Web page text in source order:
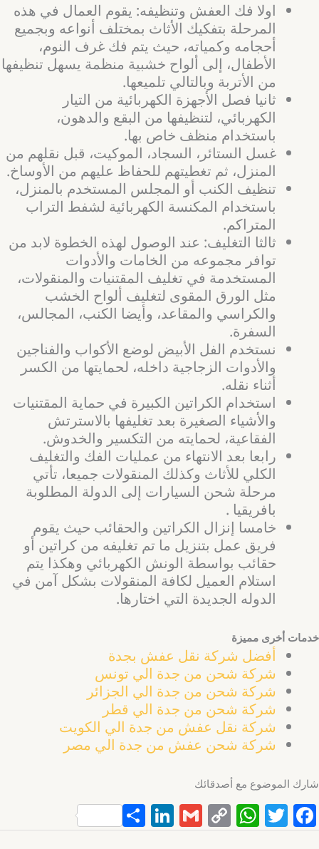
اولا فك العفش وتنظيفه: يقوم العمال في هذه
المرحلة بتفكيك الأثاث بمختلف أنواعه وبجميع
أحجامه وكمياته، حيث يتم فك غرف النوم،
الأطفال، إلى ألواح خشبية منظمة يسهل تنظيفها
من الأتربة وبالتالي تلميعها.
ثانيا فصل الأجهزة الكهربائية من التيار
الكهربائي، لتنظيفها من البقع والدهون،
باستخدام منظف خاص بها.
غسل الستائر، السجاد، الموكيت، قبل نقلهم من
المنزل، ثم تغطيتهم للحفاظ عليهم من الأوساخ.
تنظيف الكنب أو المجلس المستخدم بالمنزل،
باستخدام المكنسة الكهربائية لشفط التراب
المتراكم.
ثالثا التغليف: عند الوصول لهذه الخطوة لابد من
توافر مجموعه من الخامات والأدوات
المستخدمة في تغليف المقتنيات والمنقولات،
مثل الورق المقوى لتغليف ألواح الخشب
والكراسي والمقاعد، وأيضا الكنب، المجالس،
السفرة.
نستخدم الفل الأبيض لوضع الأكواب والفناجين
والأدوات الزجاجية داخله، لحمايتها من الكسر
أثناء نقله.
استخدام الكراتين الكبيرة في حماية المقتنيات
والأشياء الصغيرة بعد تغليفها بالاسترتش
الفقاعية، لحمايته من التكسير والخدوش.
رابعا بعد الانتهاء من عمليات الفك والتغليف
الكلي للأثاث وكذلك المنقولات جميعا، تأتي
مرحلة شحن السيارات إلى الدولة المطلوبة
بافريقيا .
خامسا إنزال الكراتين والحقائب حيث يقوم
فريق عمل بتنزيل ما تم تغليفه من كراتين أو
حقائب بواسطة الونش الكهربائي وهكذا يتم
استلام العميل لكافة المنقولات بشكل آمن في
الدوله الجديدة التي اختارها.
خدمات أخرى مميزة
أفضل شركة نقل عفش بجدة
شركة شحن من جدة الي تونس
شركة شحن من جدة الي الجزائر
شركة شحن من جدة الي قطر
شركة نقل عفش من جدة الي الكويت
شركة شحن عفش من جدة الي مصر
شارك الموضوع مع أصدقائك
F
a
T
w
W
h
C
o
G
m
Li
n
S
h